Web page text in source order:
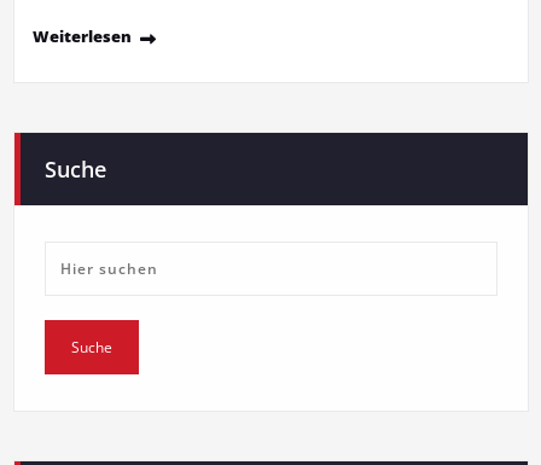
Weiterlesen
Suche